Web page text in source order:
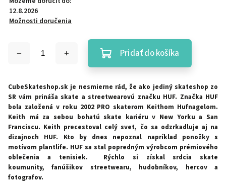
12.8.2026
Možnosti doručenia
Pridať do košíka
CubeSkateshop.sk je nesmierne rád, že ako jediný skateshop zo
SR vám prináša skate a streetwearovú značku HUF. Značka HUF
bola založená v roku 2002 PRO skaterom Keithom Hufnagelom.
Keith má za sebou bohatú skate kariéru v New Yorku a San
Franciscu. Keith precestoval celý svet, čo sa odzrkadluje aj na
dizajnoch HUF. Kto by dnes nepoznal napríklad ponožky s
motívom plantlife. HUF sa stal popredným výrobcom prémiového
oblečenia a tenisiek. Rýchlo si získal srdcia skate
koumunity, fanúšikov streetwearu, hudobníkov, hercov a
fotografov.